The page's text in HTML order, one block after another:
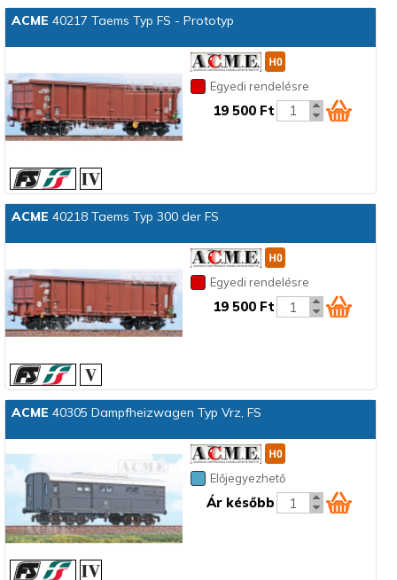
ACME 40217 Taems Typ FS - Prototyp
Egyedi rendelésre
19 500 Ft
ACME 40218 Taems Typ 300 der FS
Egyedi rendelésre
19 500 Ft
ACME 40305 Dampfheizwagen Typ Vrz, FS
Előjegyezhető
Ár később